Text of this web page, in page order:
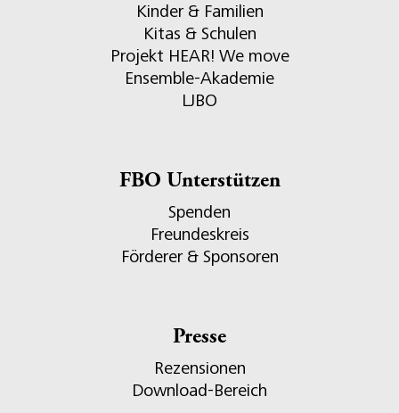
Kinder & Familien
Kitas & Schulen
Projekt HEAR! We move
Ensemble-Akademie
LJBO
FBO Unterstützen
Spenden
Freundeskreis
Förderer & Sponsoren
Presse
Rezensionen
Download-Bereich